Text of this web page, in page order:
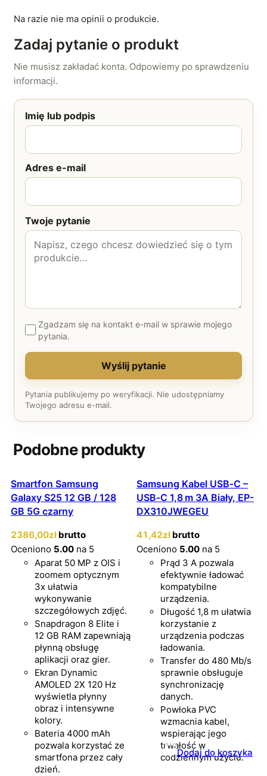
Na razie nie ma opinii o produkcie.
Zadaj pytanie o produkt
Nie musisz zakładać konta. Odpowiemy po sprawdzeniu
informacji.
Imię lub podpis
Adres e-mail
Twoje pytanie
Zgadzam się na kontakt e-mail w sprawie mojego
pytania.
Wyślij pytanie
Pytania publikujemy po weryfikacji. Nie udostępniamy
Twojego adresu e-mail.
Podobne produkty
Smartfon Samsung
Galaxy S25 12 GB / 128
GB 5G czarny
2386,00zł brutto
Oceniono 5.00 na 5
Aparat 50 MP z OIS i
zoomem optycznym
3x ułatwia
wykonywanie
szczegółowych zdjęć.
Snapdragon 8 Elite i
12 GB RAM zapewniają
płynną obsługę
aplikacji oraz gier.
Ekran Dynamic
AMOLED 2X 120 Hz
wyświetla płynny
obraz i intensywne
kolory.
Bateria 4000 mAh
pozwala korzystać ze
smartfona przez cały
dzień.
Samsung Kabel USB‑C –
USB‑C 1,8 m 3A Biały, EP-
DX310JWEGEU
41,42zł brutto
Oceniono 5.00 na 5
Prąd 3 A pozwala
efektywnie ładować
kompatybilne
urządzenia.
Długość 1,8 m ułatwia
korzystanie z
urządzenia podczas
ładowania.
Transfer do 480 Mb/s
sprawnie obsługuje
synchronizację
danych.
Powłoka PVC
wzmacnia kabel,
wspierając jego
trwałość w
codziennym użyciu.
Dodaj do koszyka